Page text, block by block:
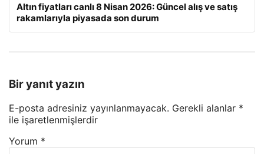
Altın fiyatları canlı 8 Nisan 2026: Güncel alış ve satış
rakamlarıyla piyasada son durum
Bir yanıt yazın
E-posta adresiniz yayınlanmayacak. Gerekli alanlar *
ile işaretlenmişlerdir
Yorum *